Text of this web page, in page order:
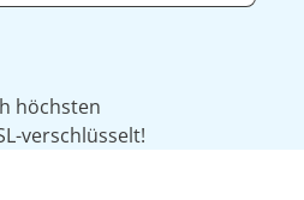
höchsten
verschlüsselt!